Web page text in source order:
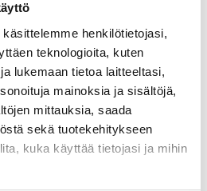
käsittelemme henkilötietojasi,
teknologioita, kuten
lukemaan tietoa laitteeltasi,
mainoksia ja sisältöjä,
mittauksia, saada
sekä tuotekehitykseen
kuka käyttää tietojasi ja mihin
taimia alueille, jotka
aktiivisen metsä- tai
ihmiset voivat osallistua
hiilijalanjälkeään.
10 000 hehtaaria uutta
vuoteen 2030 mennessä.